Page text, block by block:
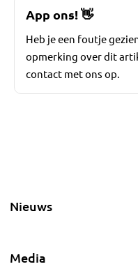
App ons!👋
Heb je een foutje
opmerking over dit
contact met ons op.
Nieuws
Media